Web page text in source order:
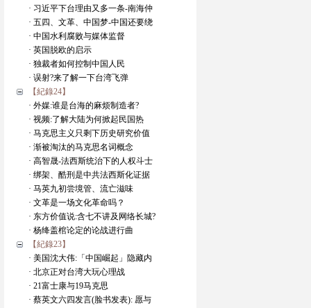
· 习近平下台理由又多一条-南海仲
· 五四、文革、中国梦-中国还要绕
· 中国水利腐败与媒体监督
· 英国脱欧的启示
· 独裁者如何控制中国人民
· 误射?来了解一下台湾飞弹
【紀錄24】
· 外媒:谁是台海的麻烦制造者?
· 视频:了解大陆为何掀起民国热
· 马克思主义只剩下历史研究价值
· 渐被淘汰的马克思名词概念
· 高智晟-法西斯统治下的人权斗士
· 绑架、酷刑是中共法西斯化证据
· 马英九初尝境管、流亡滋味
· 文革是一场文化革命吗？
· 东方价值说:含七不讲及网络长城?
· 杨绛盖棺论定的论战进行曲
【紀錄23】
· 美国沈大伟:「中国崛起」隐藏内
· 北京正对台湾大玩心理战
· 21富士康与19马克思
· 蔡英文六四发言(脸书发表): 愿与